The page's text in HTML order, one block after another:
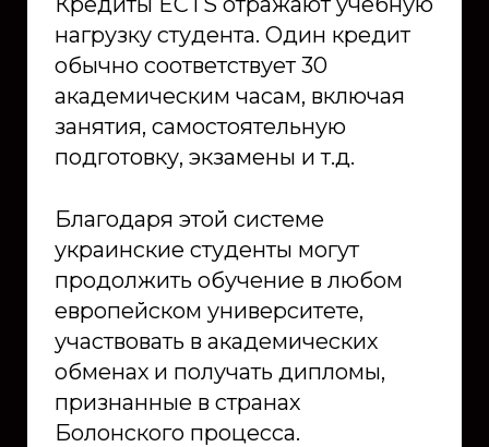
нагрузку студента. Один кредит
обычно соответствует 30
академическим часам, включая
занятия, самостоятельную
подготовку, экзамены и т.д.
Благодаря этой системе
украинские студенты могут
продолжить обучение в любом
европейском университете,
участвовать в академических
обменах и получать дипломы,
признанные в странах
Болонского процесса.